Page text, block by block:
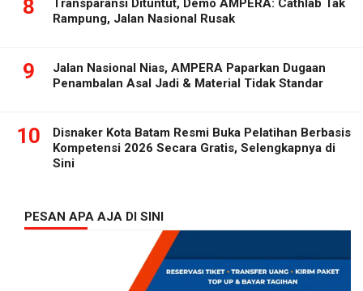
8
Transparansi Dituntut, Demo AMPERA: Cathlab Tak
Rampung, Jalan Nasional Rusak
9
Jalan Nasional Nias, AMPERA Paparkan Dugaan
Penambalan Asal Jadi & Material Tidak Standar
10
Disnaker Kota Batam Resmi Buka Pelatihan Berbasis
Kompetensi 2026 Secara Gratis, Selengkapnya di
Sini
PESAN APA AJA DI SINI